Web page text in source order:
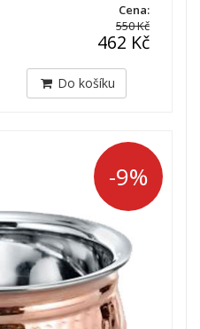
Cena:
550 Kč
462 Kč
Do košíku
-9%